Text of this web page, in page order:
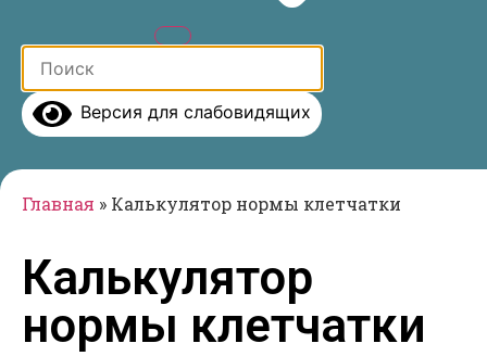
Версия для слабовидящих
Главная » Калькулятор нормы клетчатки
Калькулятор
нормы клетчатки